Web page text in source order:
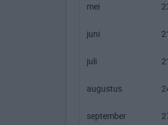
mei
juni
juli
augustus
september